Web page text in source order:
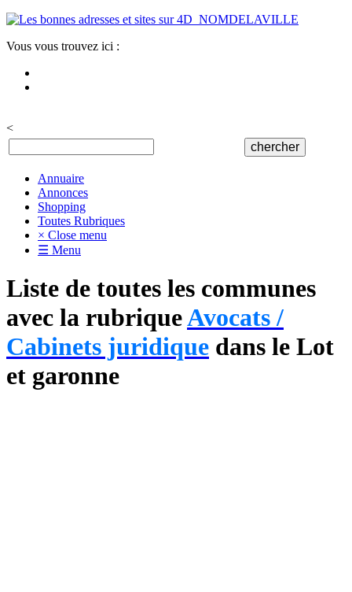
Vous vous trouvez ici :
<
Annuaire
Annonces
Shopping
Toutes Rubriques
× Close menu
☰ Menu
Liste de toutes les communes
avec la rubriqueAvocats /
Cabinets juridique dans le Lot
et garonne